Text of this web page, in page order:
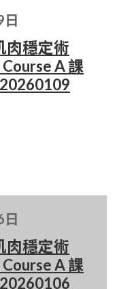
肉穩定術
A 課
肉穩定術
A 課